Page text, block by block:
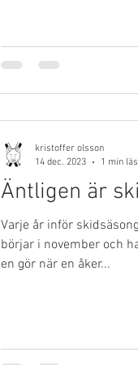
Äntligen är
Varje år inför
börjar i november och
en gör när en åker...
kristoffer olsson
14 dec. 2023
1 min